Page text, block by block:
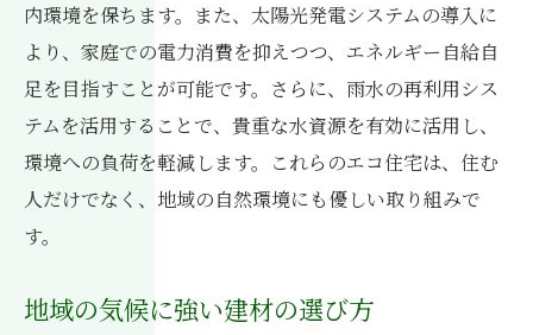
内環境を保ちます。また、太陽光発電システムの導入に
より、家庭での電力消費を抑えつつ、エネルギー自給自
足を目指すことが可能です。さらに、雨水の再利用シス
テムを活用することで、貴重な水資源を有効に活用し、
環境への負荷を軽減します。これらのエコ住宅は、住む
人だけでなく、地域の自然環境にも優しい取り組みで
す。
地域の気候に強い建材の選び方